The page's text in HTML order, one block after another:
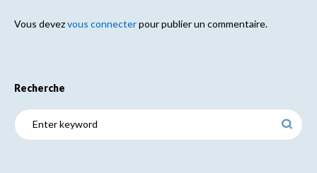
Vous devezvous connecterpour publier un commentaire.
Recherche